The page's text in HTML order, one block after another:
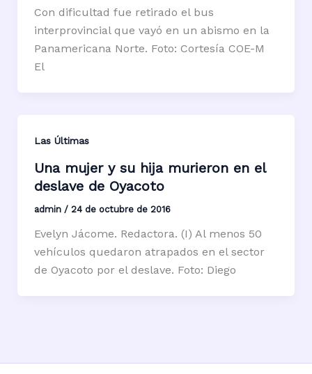
Con dificultad fue retirado el bus
interprovincial que vayó en un abismo en la
Panamericana Norte. Foto: Cortesía COE-M
El
Las Últimas
Una mujer y su hija murieron en el
deslave de Oyacoto
admin / 24 de octubre de 2016
Evelyn Jácome. Redactora. (I) Al menos 50
vehículos quedaron atrapados en el sector
de Oyacoto por el deslave. Foto: Diego